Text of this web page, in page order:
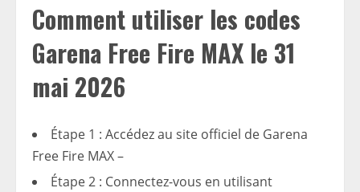
Comment utiliser les codes
Garena Free Fire MAX le 31
mai 2026
Étape 1 : Accédez au site officiel de Garena
Free Fire MAX –
Étape 2 : Connectez-vous en utilisant